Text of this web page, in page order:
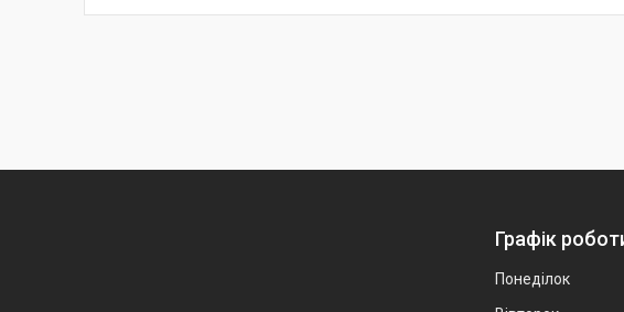
Графік
Понеділок